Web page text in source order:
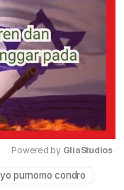
Mute
Powered by GliaStudios
purnomo condro